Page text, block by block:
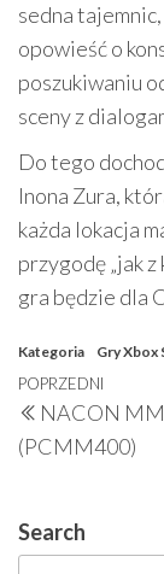
sedna
opowieść o
poszukiwaniu
sceny z
Do tego
Inona Zura,
każda lokacja
przygodę „jak
gra będzie dla
Kategoria Gry Xbox
Nawigacja
wpisu
Poprzedni
wpis
POPRZEDNI
NACON
(PCMM400)
Search